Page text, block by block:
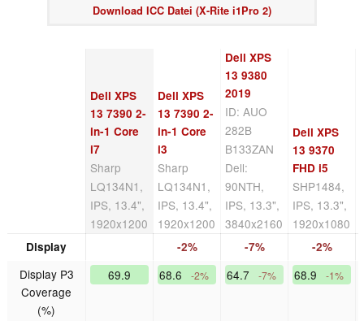
Download ICC Datei (X-Rite i1Pro 2)
Dell XPS
13 7390 2-
in-1 Core
i7
Sharp
LQ134N1,
IPS, 13.4",
1920x1200
Dell XPS
13 7390 2-
in-1 Core
i3
Sharp
LQ134N1,
IPS, 13.4",
1920x1200
Dell XPS
13 9380
2019
ID: AUO
282B
B133ZAN
Dell:
90NTH,
IPS, 13.3",
3840x2160
Dell XPS
13 9370
FHD i5
SHP1484,
IPS, 13.3",
1920x1080
Display -2% -7% -2%
Display P3
Coverage
(%)
69.9 68.6 -2% 64.7 -7% 68.9 -1%